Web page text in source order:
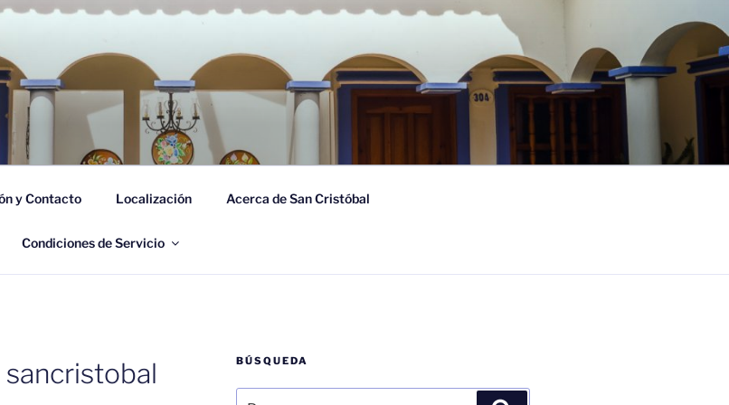
CUCA
y Contacto Localización Acerca de San Cristóbal
Condiciones de Servicio
BÚSQUEDA